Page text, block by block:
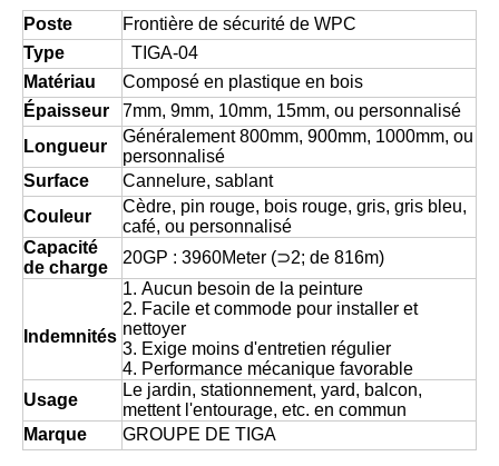
Poste
Frontière de sécurité de WPC
Type
TIGA-04
Matériau
Composé en plastique en bois
Épaisseur
7mm, 9mm, 10mm, 15mm, ou personnalisé
Longueur
Généralement 800mm, 900mm, 1000mm, ou
personnalisé
Surface
Cannelure, sablant
Couleur
Cèdre, pin rouge, bois rouge, gris, gris bleu,
café, ou personnalisé
Capacité
de charge
20GP : 3960Meter (⊃2; de 816m)
Indemnités
1. Aucun besoin de la peinture
2. Facile et commode pour installer et
nettoyer
3. Exige moins d'entretien régulier
4. Performance mécanique favorable
Usage
Le jardin, stationnement, yard, balcon,
mettent l'entourage, etc. en commun
Marque
GROUPE DE TIGA